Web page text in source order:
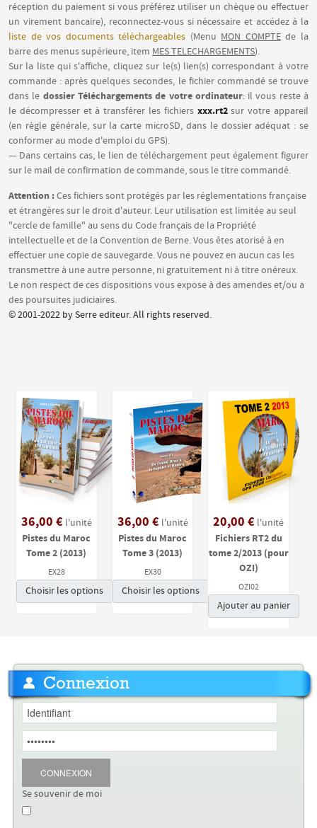
réception du paiement si vous préférez utiliser un chèque ou effectuer
un virement bancaire), reconnectez-vous si nécessaire et accédez à la
liste de vos documents téléchargeables (Menu MON COMPTEde la
barre des menus supérieure, item MES TELECHARGEMENTS).
Sur la liste qui s'affiche, cliquez sur le(s) lien(s) correspondant à votre
commande : après quelques secondes, le fichier commandé se trouve
dans le dossier Téléchargements de votre ordinateur: il vous reste à
le décompresser et à transférer les fichiers xxx.rt2sur votre appareil
(en règle générale, sur la carte microSD, dans le dossier adéquat : se
conformer au mode d'emploi du GPS).
— Dans certains cas, le lien de téléchargement peut également figurer
sur le mail de confirmation de commande, sous le titre commandé.
Attention :Ces fichiers sont protégés par les réglementations française
et étrangères sur le droit d'auteur. Leur utilisation est limitée au seul
"cercle de famille" au sens du Code français de la Propriété
intellectuelle et de la Convention de Berne. Vous êtes atorisé à en
effectuer une copie de sauvegarde. Vous ne pouvez en aucun cas les
transmettre à une autre personne, ni gratuitement ni à titre onéreux.
Le non respect de ces dispositions vous expose à des amendes et/ou a
des poursuites judiciaires.
© 2001-2022 by Serre editeur. All rights reserved.
36,00 € l'unité
Pistes du Maroc
Tome 2 (2013)
EX28
Choisir les options
36,00 € l'unité
Pistes du Maroc
Tome 3 (2013)
EX30
Choisir les options
20,00 € l'unité
Fichiers RT2 du
tome 2/2013 (pour
OZI)
OZI02
Ajouter au panier
Connexion
CONNEXION
Se souvenir de moi